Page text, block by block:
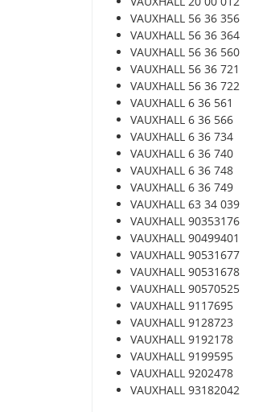
VAUXHALL 56 36 356
VAUXHALL 56 36 364
VAUXHALL 56 36 560
VAUXHALL 56 36 721
VAUXHALL 56 36 722
VAUXHALL 6 36 561
VAUXHALL 6 36 566
VAUXHALL 6 36 734
VAUXHALL 6 36 740
VAUXHALL 6 36 748
VAUXHALL 6 36 749
VAUXHALL 63 34 039
VAUXHALL 90353176
VAUXHALL 90499401
VAUXHALL 90531677
VAUXHALL 90531678
VAUXHALL 90570525
VAUXHALL 9117695
VAUXHALL 9128723
VAUXHALL 9192178
VAUXHALL 9199595
VAUXHALL 9202478
VAUXHALL 93182042